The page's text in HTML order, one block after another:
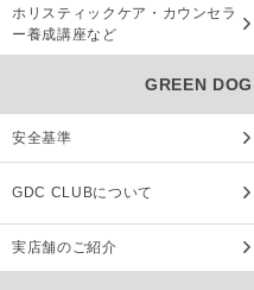
ホリスティックケア・カウンセラ
ー養成講座など
GREEN
安全基準
GDC CLUBについて
実店舗のご紹介